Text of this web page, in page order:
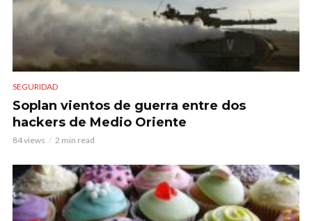
SEGURIDAD
Soplan vientos de guerra entre dos
hackers de Medio Oriente
84 views 2 min read